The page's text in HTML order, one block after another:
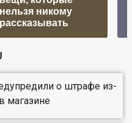
нельзя никому
рассказывать
о штрафе из-
магазине